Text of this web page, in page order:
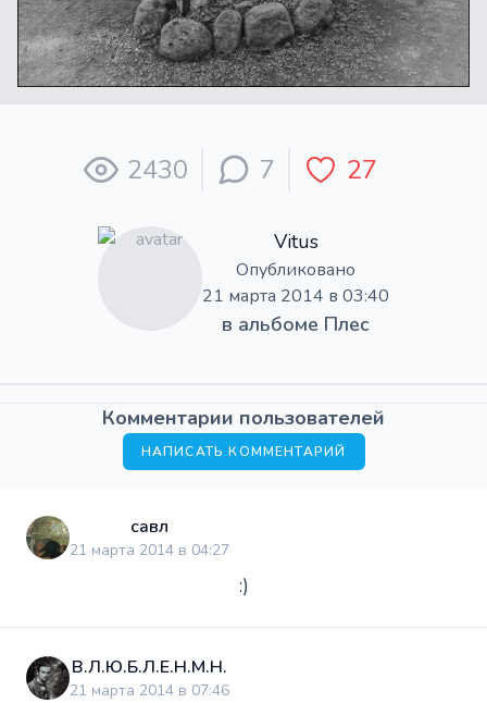
2430 7 27
Vitus
Опубликовано
21 марта 2014 в 03:40
в альбоме Плес
Комментарии пользователей
НАПИСАТЬ КОММЕНТАРИЙ
савл
21 марта 2014 в 04:27
:)
В.Л.Ю.Б.Л.Е.Н.М.Н.
21 марта 2014 в 07:46